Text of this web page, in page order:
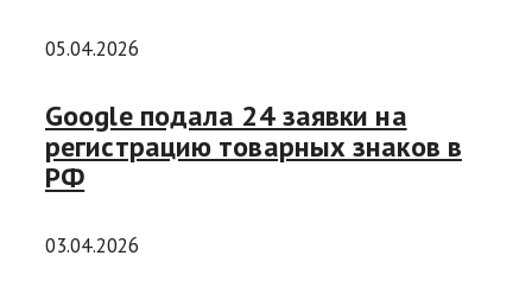
05.04.2026
Google подала 24 заявки на
регистрацию товарных знаков в
РФ
03.04.2026